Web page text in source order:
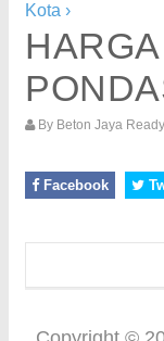
Kota ›
By Beton Jaya
Facebook